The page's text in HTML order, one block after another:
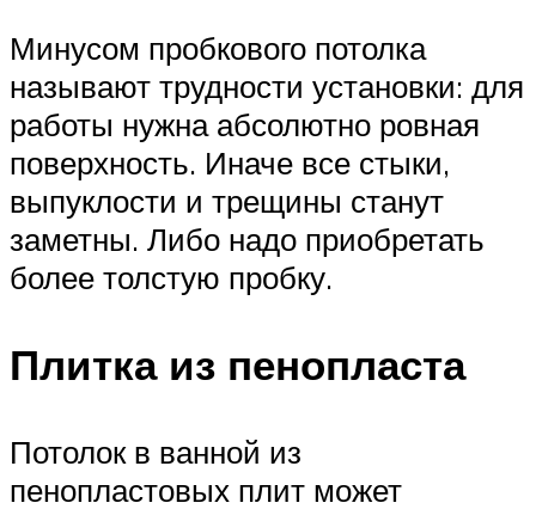
Минусом пробкового потолка
называют трудности установки: для
работы нужна абсолютно ровная
поверхность. Иначе все стыки,
выпуклости и трещины станут
заметны. Либо надо приобретать
более толстую пробку.
Плитка из пенопласта
Потолок в ванной из
пенопластовых плит может